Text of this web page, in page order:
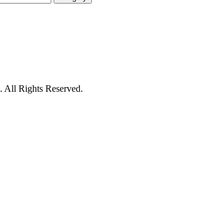
. All Rights Reserved.